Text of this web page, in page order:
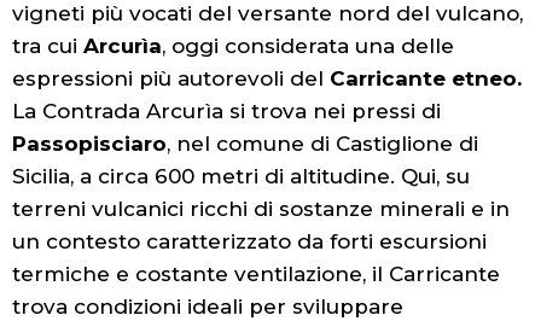
vigneti più vocati del versante nord del vulcano,
tra cui Arcurìa, oggi considerata una delle
espressioni più autorevoli del Carricante etneo.
La Contrada Arcurìa si trova nei pressi di
Passopisciaro, nel comune di Castiglione di
Sicilia, a circa 600 metri di altitudine. Qui, su
terreni vulcanici ricchi di sostanze minerali e in
un contesto caratterizzato da forti escursioni
termiche e costante ventilazione, il Carricante
trova condizioni ideali per sviluppare